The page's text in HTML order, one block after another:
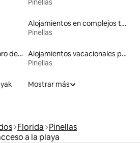
Alojamientos en complejos turísticos
Pinellas
Alojamientos con inodoro de altura accesible
Alojamientos vacacionales para familias
Pinellas
Mostrar más
Florida Pinellas
a la playa